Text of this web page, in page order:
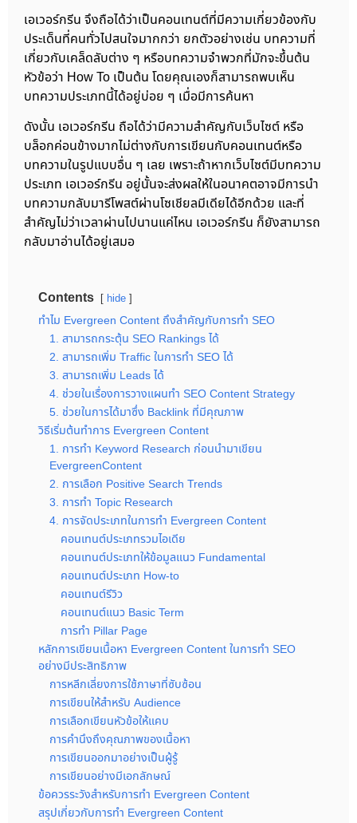
เอเวอร์กรีน จึงถือได้ว่าเป็นคอนเทนต์ที่มีความเกี่ยวข้องกับ
ประเด็นที่คนทั่วไปสนใจมากกว่า ยกตัวอย่างเช่น บทความที่
เกี่ยวกับเคล็ดลับต่าง ๆ หรือบทความจำพวกที่มักจะขึ้นต้น
หัวข้อว่า How To เป็นต้น โดยคุณเองก็สามารถพบเห็น
บทความประเภทนี้ได้อยู่บ่อย ๆ เมื่อมีการค้นหา
ดังนั้น เอเวอร์กรีน ถือได้ว่ามีความสำคัญกับเว็บไซต์ หรือ
บล็อกค่อนข้างมากไม่ต่างกับการเขียนกับคอนเทนต์หรือ
บทความในรูปแบบอื่น ๆ เลย เพราะถ้าหากเว็บไซต์มีบทความ
ประเภท เอเวอร์กรีน อยู่นั้นจะส่งผลให้ในอนาคตอาจมีการนำ
บทความกลับมารีโพสต์ผ่านโซเชียลมีเดียได้อีกด้วย และที่
สำคัญไม่ว่าเวลาผ่านไปนานแค่ไหน เอเวอร์กรีน ก็ยังสามารถ
กลับมาอ่านได้อยู่เสมอ
Contents hide
ทำไม Evergreen Content ถึงสำคัญกับการทำ SEO
1. สามารถกระตุ้น SEO Rankings ได้
2. สามารถเพิ่ม Traffic ในการทำ SEO ได้
3. สามารถเพิ่ม Leads ได้
4. ช่วยในเรื่องการวางแผนทำ SEO Content Strategy
5. ช่วยในการได้มาซึ่ง Backlink ที่มีคุณภาพ
วิธีเริ่มต้นทำการ Evergreen Content
1. การทำ Keyword Research ก่อนนำมาเขียน
EvergreenContent
2. การเลือก Positive Search Trends
3. การทำ Topic Research
4. การจัดประเภทในการทำ Evergreen Content
คอนเทนต์ประเภทรวมไอเดีย
คอนเทนต์ประเภทให้ข้อมูลแนว Fundamental
คอนเทนต์ประเภท How-to
คอนเทนต์รีวิว
คอนเทนต์แนว Basic Term
การทำ Pillar Page
หลักการเขียนเนื้อหา Evergreen Content ในการทำ SEO
อย่างมีประสิทธิภาพ
การหลีกเลี่ยงการใช้ภาษาที่ซับซ้อน
การเขียนให้สำหรับ Audience
การเลือกเขียนหัวข้อให้แคบ
การคำนึงถึงคุณภาพของเนื้อหา
การเขียนออกมาอย่างเป็นผู้รู้
การเขียนอย่างมีเอกลักษณ์
ข้อควรระวังสำหรับการทำ Evergreen Content
สรุปเกี่ยวกับการทำ Evergreen Content